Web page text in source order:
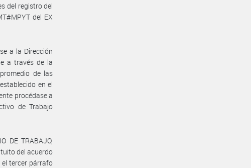
del registro del
del EX
a la Dirección
a través de la
de las
en el
procédase a
de Trabajo
DE TRABAJO,
del acuerdo
tercer párrafo